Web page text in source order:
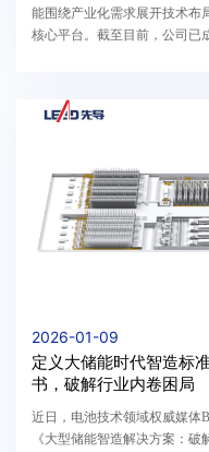
能围绕产业化需求展开技术布
核心平台。截至目前，公司已
2026-01-09
定义大储能时代智造标
书，破解行业内卷困局
近日，电池技术领域权威媒体‌
《大型储能智造解决方案：